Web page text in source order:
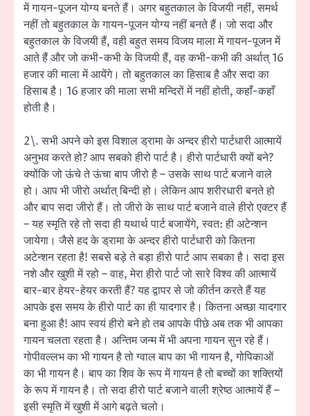
में गायन-पूजन योग्य बनते हैं। अगर बहुतकाल के विजयी नहीं, समर्थ
नहीं तो बहुतकाल के गायन-पूजन योग्य नहीं बनते हैं। जो सदा और
बहुतकाल के विजयी हैं, वही बहुत समय विजय माला में गायन-पूजन में
आते हैं और जो कभी-कभी के विजयी हैं, वह कभी-कभी की अर्थात् 16
हजार की माला में आयेंगे। तो बहुतकाल का हिसाब है और सदा का
हिसाब है। 16 हजार की माला सभी मन्दिरों में नहीं होती, कहाँ-कहाँ
होती है।
2\. सभी अपने को इस विशाल ड्रामा के अन्दर हीरो पार्टधारी आत्मायें
अनुभव करते हो? आप सबको हीरो पार्ट है। हीरो पार्टधारी क्यों बने?
क्योंकि जो ऊंचे ते ऊंचा बाप जीरो है – उसके साथ पार्ट बजाने वाले
हो। आप भी जीरो अर्थात् बिन्दी हो। लेकिन आप शरीरधारी बनते हो
और बाप सदा जीरो हैं। तो जीरो के साथ पार्ट बजाने वाले हीरो एक्टर हैं
– यह स्मृति रहे तो सदा ही यथार्थ पार्ट बजायेंगे, स्वत: ही अटेन्शन
जायेगा। जैसे हद के ड्रामा के अन्दर हीरो पार्टधारी को कितना
अटेन्शन रहता है! सबसे बड़े ते बड़ा हीरो पार्ट आप सबका है। सदा इस
नशे और खुशी में रहो – वाह, मेरा हीरो पार्ट जो सारे विश्व की आत्मायें
बार-बार हेयर-हेयर करती हैं? यह द्वापर से जो कीर्तन करते हैं यह
आपके इस समय के हीरो पार्ट का ही यादगार है। कितना अच्छा यादगार
बना हुआ है! आप स्वयं हीरो बने हो तब आपके पीछे अब तक भी आपका
गायन चलता रहता है। अन्तिम जन्म में भी अपना गायन सुन रहे हैं।
गोपीवल्लभ का भी गायन है तो ग्वाल बाप का भी गायन है, गोपिकाओं
का भी गायन है। बाप का शिव के रूप में गायन है तो बच्चों का शक्तियों
के रूप में गायन है। तो सदा हीरो पार्ट बजाने वाली श्रेष्ठ आत्मायें हैं –
इसी स्मृति में खुशी में आगे बढ़ते चलो।